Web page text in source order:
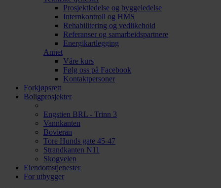
Prosjektledelse og byggeledelse
Internkontroll og HMS
Rehabilitering og vedlikehold
Referanser og samarbeidspartnere
Energikartlegging
Annet
Våre kurs
Følg oss på Facebook
Kontaktpersoner
Forkjøpsrett
Boligprosjekter
Engstien BRL - Trinn 3
Vannkanten
Bovieran
Tore Hunds gate 45-47
Strandkanten N11
Skogveien
Eiendomstjenester
For utbygger